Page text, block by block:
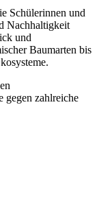
Schülerinnen und
Nachhaltigkeit
und
Baumarten bis
gegen zahlreiche